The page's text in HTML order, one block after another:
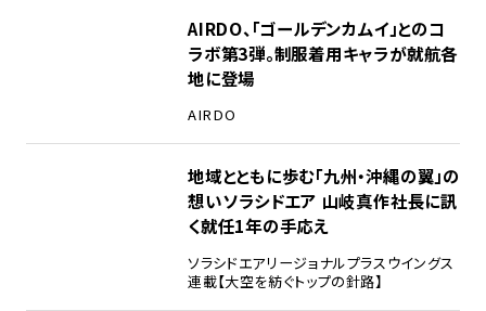
AIRDO、「ゴールデンカムイ」とのコ
ラボ第3弾。制服着用キャラが就航各
地に登場
AIRDO
地域とともに歩む「九州・沖縄の翼」の
想い――ソラシドエア 山岐真作社長に訊
く就任1年の手応え
ソラシドエアリージョナルプラスウイングス
連載【大空を紡ぐトップの針路】